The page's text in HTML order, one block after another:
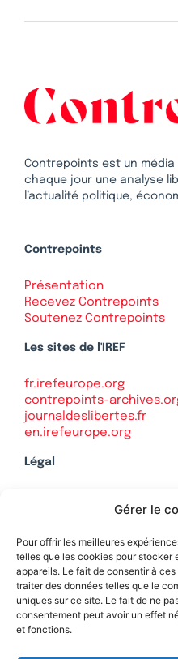
Gérer le
Pour offrir les meilleures
telles que les cookies pour stocker
appareils. Le fait de consentir à
traiter des données telles que le
uniques sur ce site. Le fait de ne
consentement peut avoir un effet
et fonctions.
Contrepoints est un
chaque jour une analyse
l’actualité politique,
Contrepoints
Présentation
Recevez Contrepoints
Soutenez Contrepoints
Les sites de l'IREF
fr.irefeurope.org
contrepoints-
journaldeslibertes.fr
en.irefeurope.org
Légal
Politique de
Soutenez